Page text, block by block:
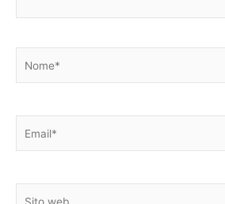
Nome*
Email*
Sito